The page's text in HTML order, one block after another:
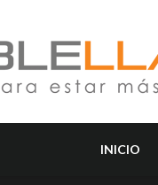
INICIO